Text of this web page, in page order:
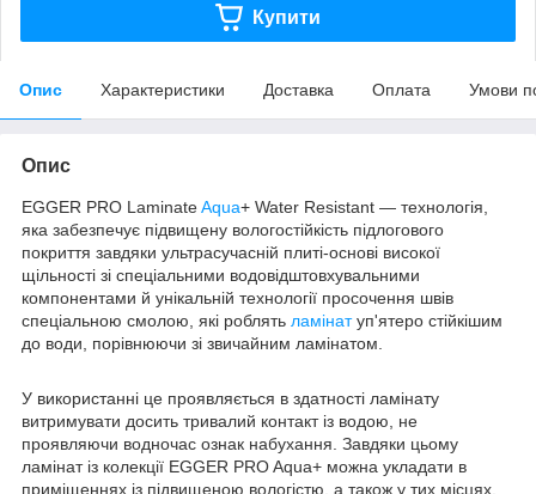
Купити
Опис Характеристики Доставка Оплата Умови
Опис
EGGER PRO LaminateAqua+ Water Resistant — технологія,
яка забезпечує підвищену вологостійкість підлогового
покриття завдяки ультрасучасній плиті-основі високої
щільності зі спеціальними водовідштовхувальними
компонентами й унікальній технології просочення швів
спеціальною смолою, які роблять ламінатуп'ятеро стійкішим
до води, порівнюючи зі звичайним ламінатом.
У використанні це проявляється в здатності ламінату
витримувати досить тривалий контакт із водою, не
проявляючи водночас ознак набухання. Завдяки цьому
ламінат із колекції EGGER PRO Aqua+ можна укладати в
приміщеннях із підвищеною вологістю, а також у тих місцях,